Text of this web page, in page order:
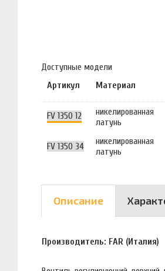
Доступные модели
Артикул
Материал
FV 1350 12
никелированная
латунь
FV 1350 34
никелированная
латунь
Описание
Производитель: FAR (Италия)